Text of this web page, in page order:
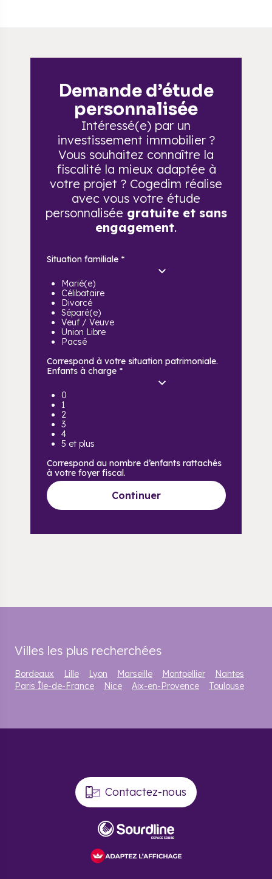
Demande d’étude
personnalisée
Intéressé(e) par un
investissement immobilier ?
Vous souhaitez connaître la
fiscalité la mieux adaptée à
votre projet ? Cogedim réalise
avec vous votre étude
personnalisée gratuite et sans
engagement.
Situation familiale *
Marié(e)
Célibataire
Divorcé
Séparé(e)
Veuf / Veuve
Union Libre
Pacsé
Correspond à votre situation patrimoniale.
Enfants à charge *
0
1
2
3
4
5 et plus
Correspond au nombre d’enfants rattachés
à votre foyer fiscal.
Continuer
Villes les plus recherchées
Bordeaux Lille Lyon Marseille Montpellier
Nantes
Paris Île-de-France
Nice Aix-en-Provence Toulouse
Contactez-nous